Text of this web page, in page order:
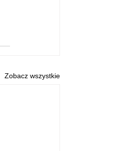
Zobacz wszystkie